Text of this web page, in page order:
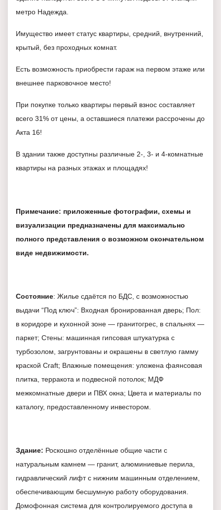
метро Надежда.
Имущество имеет статус квартиры, средний, внутренний,
крытый, без проходных комнат.
Есть возможность приобрести гараж на первом этаже или
внешнее парковочное место!
При покупке только квартиры первый взнос составляет
всего 31% от цены, а оставшиеся платежи рассрочены до
Акта 16!
В здании также доступны различные 2-, 3- и 4-комнатные
квартиры на разных этажах и площадях!
Примечание: приложенные фотографии, схемы и
визуализации предназначены для максимально
полного представления о возможном окончательном
виде недвижимости.
Состояние: Жилье сдаётся по БДС, с возможностью
выдачи “Под ключ”: Входная бронированная дверь; Пол:
в коридоре и кухонной зоне — гранитогрес, в спальнях —
паркет; Стены: машинная гипсовая штукатурка с
турбозолом, загрунтованы и окрашены в светлую гамму
краской Craft; Влажные помещения: уложена фаянсовая
плитка, терракота и подвесной потолок; МДФ
межкомнатные двери и ПВХ окна; Цвета и материалы по
каталогу, предоставленному инвестором.
Здание: Роскошно отделённые общие части с
натуральным камнем — гранит, алюминиевые перила,
гидравлический лифт с нижним машинным отделением,
обеспечивающим бесшумную работу оборудования.
Домофонная система для контролируемого доступа в